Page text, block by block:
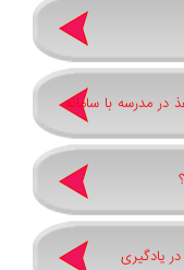
در مدرسه با سامانه
یادگیری